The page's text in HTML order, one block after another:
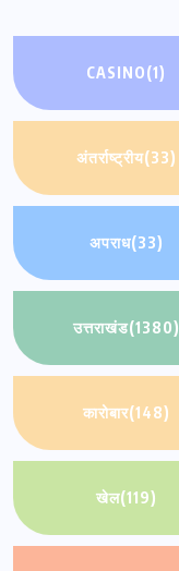
CASINO(1)
अंतर्राष्ट्रीय(33)
अपराध(33)
उत्तराखंड(1380)
कारोबार(148)
खेल(119)